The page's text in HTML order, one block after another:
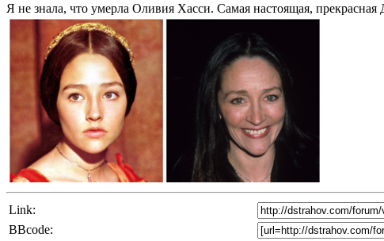
Я не знала, что умерла Оливия Хасси. Самая настоящая, прекрасная
Link:
BBcode: